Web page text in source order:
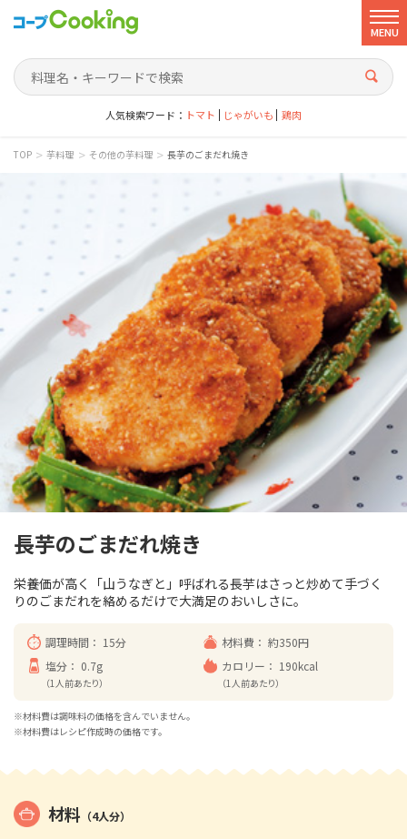
MENU
人気検索ワード： トマト じゃがいも 鶏肉
TOP > 芋料理 > その他の芋料理 > 長芋のごまだれ焼き
長芋のごまだれ焼き
栄養価が高く「山うなぎと」呼ばれる長芋はさっと炒めて手づく
りのごまだれを絡めるだけで大満足のおいしさに。
調理時間： 15分 材料費： 約350円
塩分： 0.7g
（1人前あたり）
カロリー： 190kcal
（1人前あたり）
※材料費は調味料の価格を含んでいません。
※材料費はレシピ作成時の価格です。
材料 （4人分）